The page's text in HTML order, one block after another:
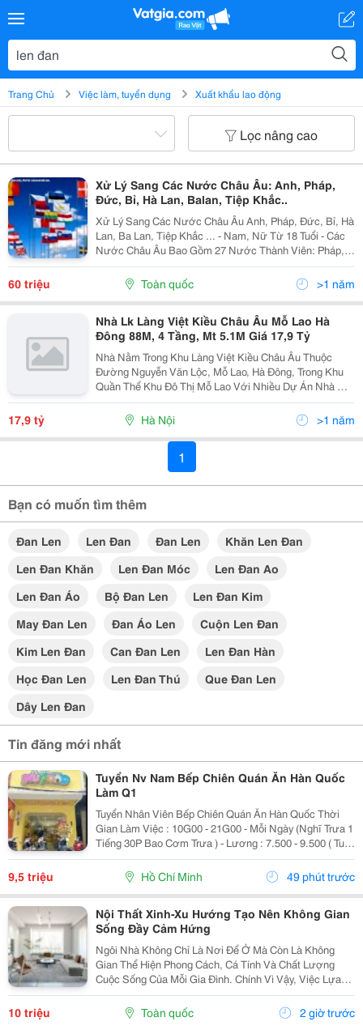
Trang Chủ Việc làm, tuyển dụng Xuất khẩu lao động
Lọc nâng cao
Xử Lý Sang Các Nước Châu Âu: Anh, Pháp,
Đức, Bỉ, Hà Lan, Balan, Tiệp Khắc..
Xử Lý Sang Các Nước Châu Âu Anh, Pháp, Đức, Bỉ, Hà
Lan, Ba Lan, Tiệp Khắc ... - Nam, Nữ Từ 18 Tuổi - Các
Nước Châu Âu Bao Gồm 27 Nước Thành Viên: Pháp,
Đức, Italia, Bỉ, Hà Lan, Lúc-Xăm-Bua, Anh, Ai Len, Đan
Mạch, Hy Lạp, Tây Ban Nha,...
60 triệu Toàn quốc >1 năm
Nhà Lk Làng Việt Kiều Châu Âu Mỗ Lao Hà
Đông 88M, 4 Tầng, Mt 5.1M Giá 17,9 Tỷ
Nhà Nằm Trong Khu Làng Việt Kiều Châu Âu Thuộc
Đường Nguyễn Văn Lộc, Mỗ Lao, Hà Đông, Trong Khu
Quần Thể Khu Đô Thị Mỗ Lao Với Nhiều Dự Án Nhà Ở,
Tòa Nhà, Chung Cư Như Meo Bơn Len, An Lạc, Cạnh
Các Khu Kđt Văn Quán, Trung Văn.... Nhà Đẹp 5 Tầng,
17,9 tỷ Hà Nội >1 năm
1
Bạn có muốn tìm thêm
Đan Len Len Đan Đan Len
Khăn Len Đan
Len Đan Khăn
Len Đan Móc
Len Đan Ao
Len Đan Áo
Bộ Đan Len
Len Đan Kim
May Đan Len
Đan Áo Len
Cuộn Len Đan
Kim Len Đan
Can Đan Len
Len Đan Hàn
Học Đan Len
Len Đan Thú
Que Đan Len
Dây Len Đan
Tin đăng mới nhất
Tuyển Nv Nam Bếp Chiên Quán Ăn Hàn Quốc
Làm Q1
Tuyển Nhân Viên Bếp Chiên Quán Ăn Hàn Quốc Thời
Gian Làm Việc : 10G00 - 21G00 - Mỗi Ngày (Nghĩ Trưa 1
Tiếng 30P Bao Cơm Trưa ) - Lương : 7.500 - 9.500 ( Tuỳ
Theo Năng Lực ) Mô Tả Công Việc: - Bếp Chiên : Sử
Dụng Được Chảo Non Biết Chiên...
9,5 triệu Hồ Chí Minh 49 phút trước
Nội Thất Xinh-Xu Hướng Tạo Nên Không Gian
Sống Đầy Cảm Hứng
Ngôi Nhà Không Chỉ Là Nơi Để Ở Mà Còn Là Không
Gian Thể Hiện Phong Cách, Cá Tính Và Chất Lượng
Cuộc Sống Của Mỗi Gia Đình. Chính Vì Vậy, Việc Lựa
Chọn Nội Thất Xinh Đang Trở Thành Xu Hướng Được
Nhiều Người Quan Tâm Khi Muốn Biến Không Gian
Sống Trở...
10 triệu Toàn quốc 2 giờ trước